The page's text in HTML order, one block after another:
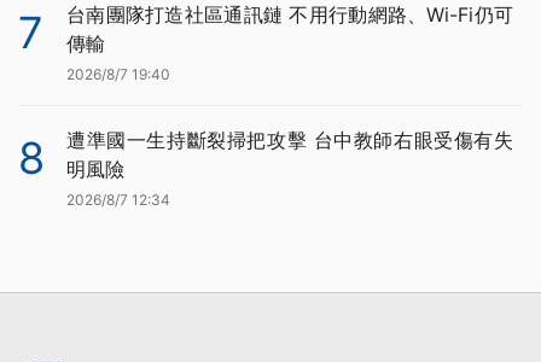
7
台南團隊打造社區通訊鏈 不用行動網路、Wi-Fi仍可
傳輸
2026/8/7 19:40
8
遭準國一生持斷裂掃把攻擊 台中教師右眼受傷有失
明風險
2026/8/7 12:34